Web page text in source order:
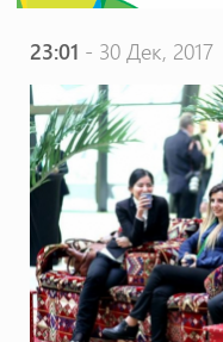
23:01 - 30 Дек, 2017